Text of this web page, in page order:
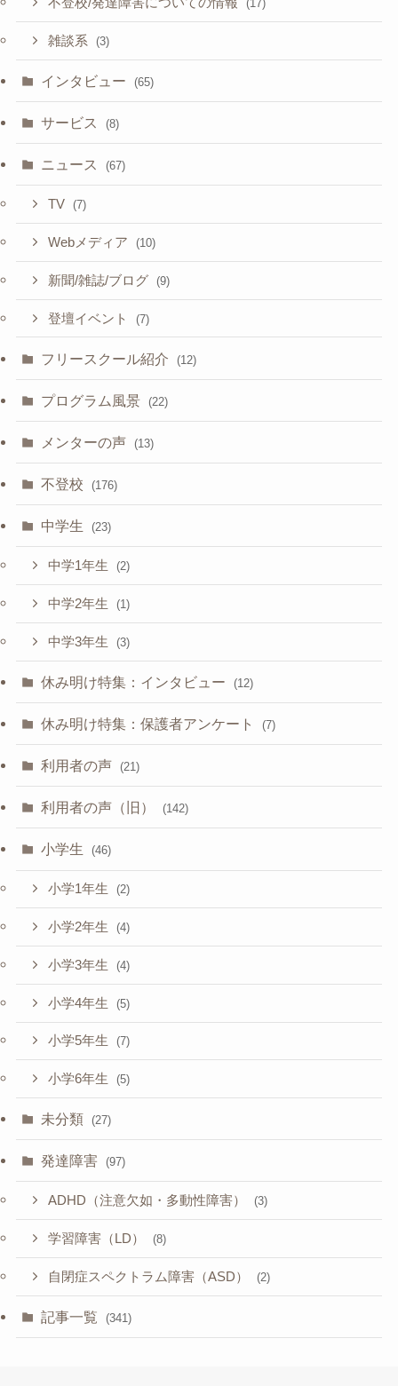
不登校/発達障害についての情報 (17)
雑談系 (3)
インタビュー (65)
サービス (8)
ニュース (67)
TV (7)
Webメディア (10)
新聞/雑誌/ブログ (9)
登壇イベント (7)
フリースクール紹介 (12)
プログラム風景 (22)
メンターの声 (13)
不登校 (176)
中学生 (23)
中学1年生 (2)
中学2年生 (1)
中学3年生 (3)
休み明け特集：インタビュー (12)
休み明け特集：保護者アンケート (7)
利用者の声 (21)
利用者の声（旧） (142)
小学生 (46)
小学1年生 (2)
小学2年生 (4)
小学3年生 (4)
小学4年生 (5)
小学5年生 (7)
小学6年生 (5)
未分類 (27)
発達障害 (97)
ADHD（注意欠如・多動性障害） (3)
学習障害（LD） (8)
自閉症スペクトラム障害（ASD） (2)
記事一覧 (341)